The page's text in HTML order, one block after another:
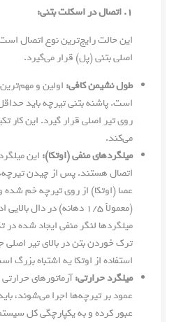
۱. اتصال در اسکلت بتنی:
این حالت رایج‌ترین نوع اتصال
اصلی بتنی (پل) قرار می‌گیرد.
طول نشیمن کافی: اولین و
روی تیر اصلی قرار گیرد. این کار
می‌کند.
میلگردهای منفی (اوتکا): این
اتصال هستند. پس از چیدن
عصا (اوتکا) از روی تیرچه خم
(معمولاً ۱/۵ دهانه) در دال
میلگردها لنگر منفی ایجاد شده در
ترک خوردن بتن در بالای تیر
استفاده از اوتکا یه اشتباه بزرگ
میلگرد حرارتی:آرماتورهای
عمود بر تیرچه‌ها اجرا می‌شوند،
عبور کرده و به یکپارچگی کل